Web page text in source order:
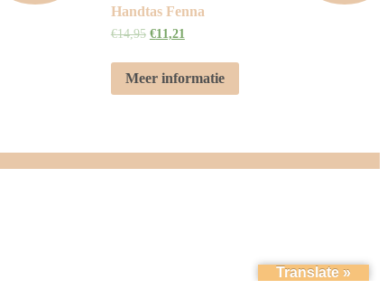
Handtas Fenna
€14,95 €11,21
Meer informatie
Translate »